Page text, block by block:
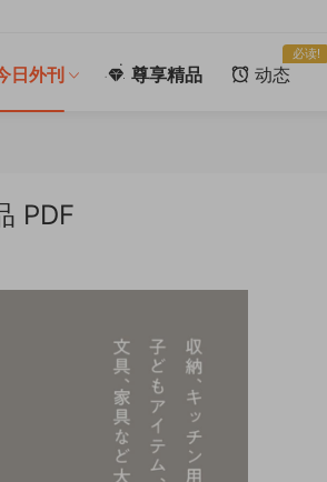
日外刊 尊享精品 动态
必读!
PDF